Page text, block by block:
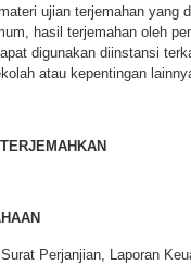
ujian terjemahan yang
hasil terjemahan oleh
digunakan diinstansi
atau kepentingan
Perjanjian, Laporan